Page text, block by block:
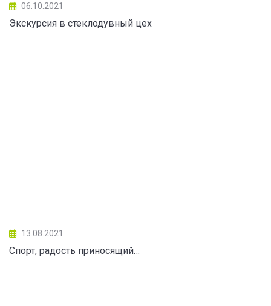
06.10.2021
Экскурсия в стеклодувный цех
13.08.2021
Спорт, радость приносящий…